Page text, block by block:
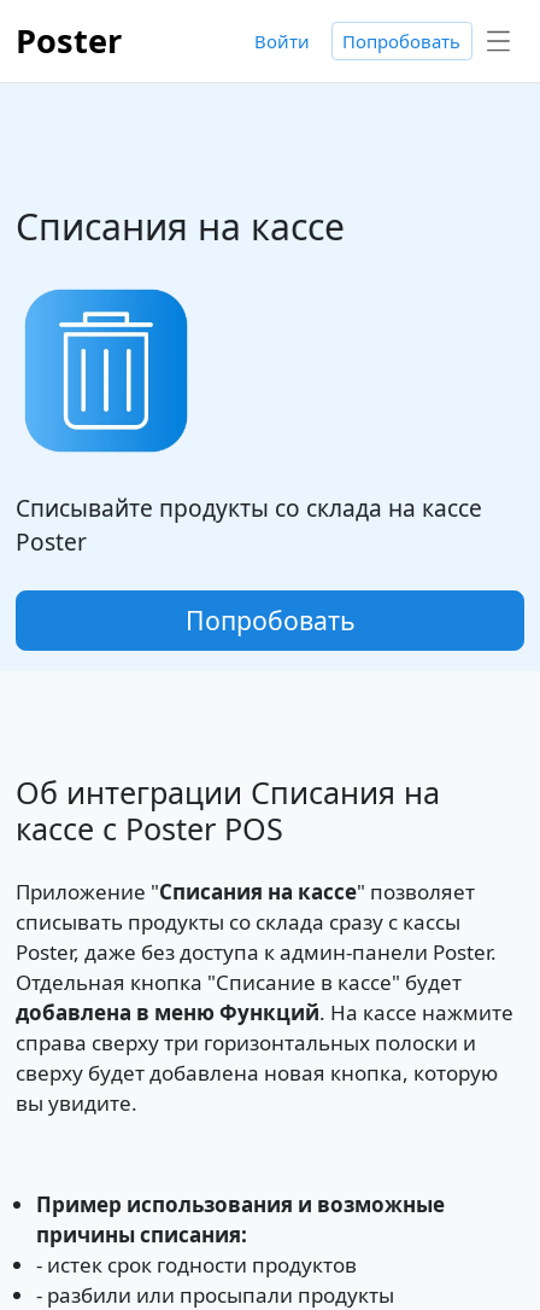
Poster Войти Попробовать
Списания на кассе
Списывайте продукты со склада на кассе
Poster
Попробовать
Об интеграции Списания на
кассе с Poster POS
Приложение "Списания на кассе" позволяет
списывать продукты со склада сразу с кассы
Poster, даже без доступа к админ-панели Poster.
Отдельная кнопка "Списание в кассе" будет
добавлена в меню Функций. На кассе нажмите
справа сверху три горизонтальных полоски и
сверху будет добавлена новая кнопка, которую
вы увидите.
Пример использования и возможные
причины списания:
- истек срок годности продуктов
- разбили или просыпали продукты